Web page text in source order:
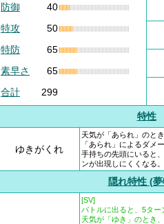
防御
40
特攻
50
特防
65
素早さ
65
合計
299
特性
ゆきがくれ
天気が「あられ」のと
「あられ」によるダメ
手持ちの先頭にいると
ンが出現しにくくなる。
隠れ特性 (
[SV]
バトルに出ると、5ター
天気が「ゆき」のとき